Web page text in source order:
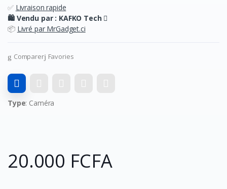
✅ Livraison rapide
🛍️ Vendu par : KAFKO Tech
📦 Livré par MrGadget.ci
Comparer Favories
Type: Caméra
20.000 FCFA